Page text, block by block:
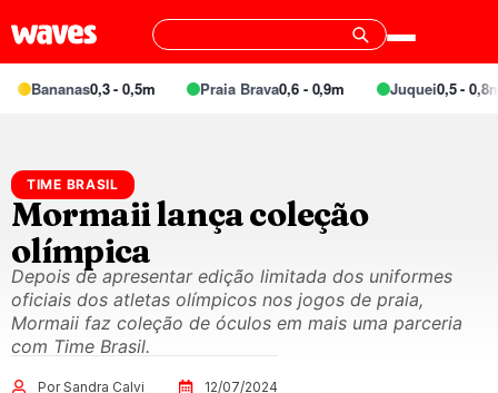
Bananas0,3 - 0,5m Praia Brava0,6 - 0,9m Juquei0,5 - 0,8m
TIME BRASIL
Mormaii lança coleção
olímpica
Depois de apresentar edição limitada dos uniformes
oficiais dos atletas olímpicos nos jogos de praia,
Mormaii faz coleção de óculos em mais uma parceria
com Time Brasil.
Por Sandra Calvi 12/07/2024